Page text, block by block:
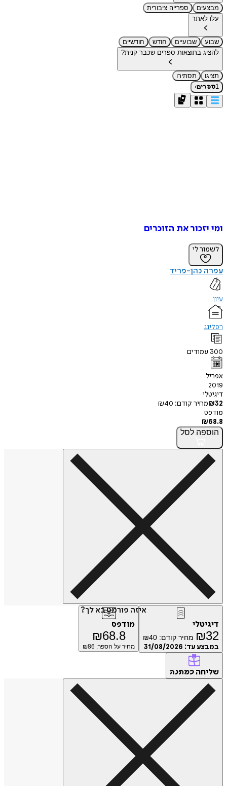
מבצעים
ספרייה ציבורית
עלו לאתר
שבוע שבועיים חודש
חודשיים
להציג בתוצאות ספרים שכבר קנית?
תציגו
תסתירו
1ספרים›
ומי יזכור את הזוכרים
לשמור לי
עפרה כהן-פריד
עיון
רסלינג
300 עמודים
אפריל
2019
דיגיטלי
₪32 מחיר קודם: ₪40
מודפס
₪68.8
הוספה לסל
איזה פורמט בא לך?
דיגיטלי
₪32 מחיר קודם: ₪40
במבצע עד: 31/08/2026
מודפס
₪68.8
מחיר על הספר: ₪ 86
שליחה כמתנה